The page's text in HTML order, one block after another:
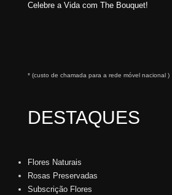
Celebre a Vida com The Bouquet!
* (custo de chamada para a rede móvel nacional )
DESTAQUES
Flores Naturais
Rosas Preservadas
Subscrição Flores